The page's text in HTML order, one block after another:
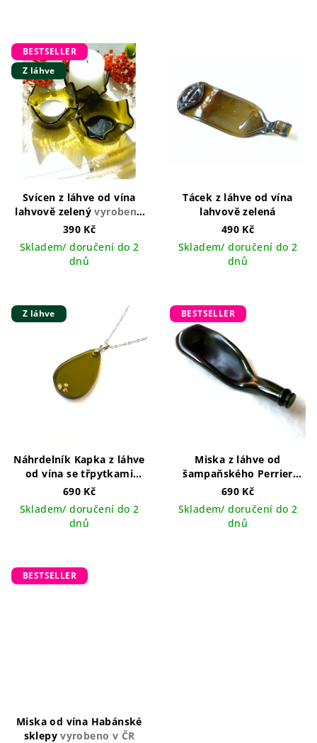
BESTSELLER
Z láhve
Svícen z láhve od vína
lahvově zelenývyrobeno
v ČR
390 Kč
Skladem/ doručení do 2
dnů
Tácek z láhve od vína
lahvově zelená
490 Kč
Skladem/ doručení do 2
dnů
Z láhve
Náhrdelník Kapka z láhve
od vína se třpytkami
ručně vyráběný šperk v
ČR
690 Kč
Skladem/ doručení do 2
dnů
BESTSELLER
Miska z láhve od
šampaňského Perrier
vyrobeno v ČR
690 Kč
Skladem/ doručení do 2
dnů
BESTSELLER
Miska od vína Habánské
sklepyvyrobeno v ČR